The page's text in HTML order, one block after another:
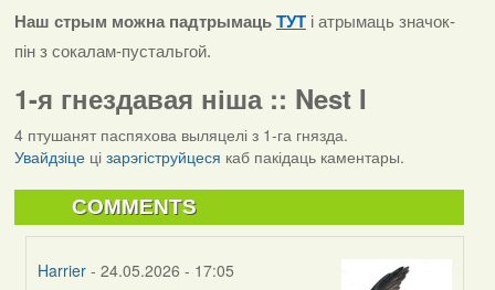
Наш стрым можна падтрымаць ТУТ і атрымаць значок-
пін з сокалам-пустальгой.
1-я гнездавая ніша :: Nest I
4 птушанят паспяхова выляцелі з 1-га гнязда.
Увайдзіцеці зарэгіструйцеся каб пакідаць каментары.
COMMENTS
Harrier - 24.05.2026 - 17:05